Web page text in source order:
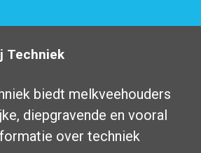
Techniek
biedt melkveehouders
diepgravende en vooral
over techniek